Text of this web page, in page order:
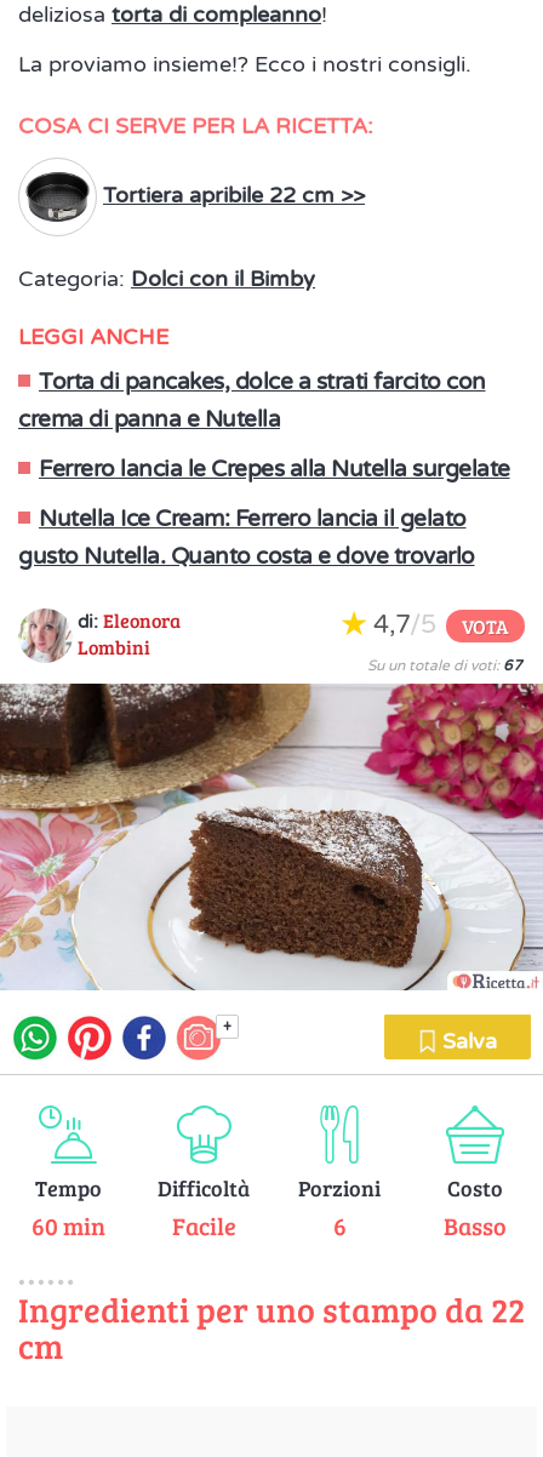
deliziosa torta di compleanno!
La proviamo insieme!? Ecco i nostri consigli.
COSA CI SERVE PER LA RICETTA:
Tortiera apribile 22 cm >>
Categoria: Dolci con il Bimby
LEGGI ANCHE
Torta di pancakes, dolce a strati farcito con
crema di panna e Nutella
Ferrero lancia le Crepes alla Nutella surgelate
Nutella Ice Cream: Ferrero lancia il gelato
gusto Nutella. Quanto costa e dove trovarlo
di: Eleonora
Lombini
4,7/5 VOTA
Su un totale di voti: 67
+
Salva
Tempo
60 min
Difficoltà
Facile
Porzioni
6
Costo
Basso
Ingredienti per uno stampo da 22
cm